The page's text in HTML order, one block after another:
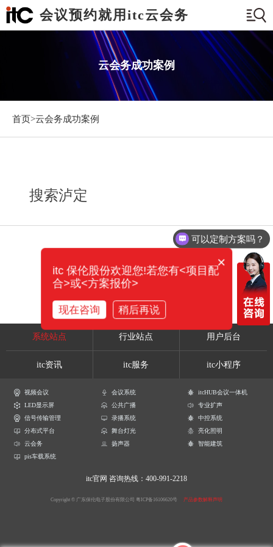
会议预约就用itc云会务
云会务成功案例
首页>云会务成功案例
搜索泸定
系统站点 行业站点 用户后台
itc资讯 itc服务 itc小程序
视频会议 会议系统
itcHUB会议一体机
LED显示屏
公共广播
专业扩声
信号传输管理
录播系统
中控系统
分布式平台
舞台灯光
亮化照明
云会务
扬声器
智能建筑
pis车载系统
itc官网 咨询热线：400-991-2218
Copyright © 广东保伦电子股份有限公司 粤ICP备16106620号 产品参数解释声明
可以定制方案吗？
×
itc 保伦股份欢迎您!若您有<项目配
合>或<方案报价>
现在咨询 稍后再说